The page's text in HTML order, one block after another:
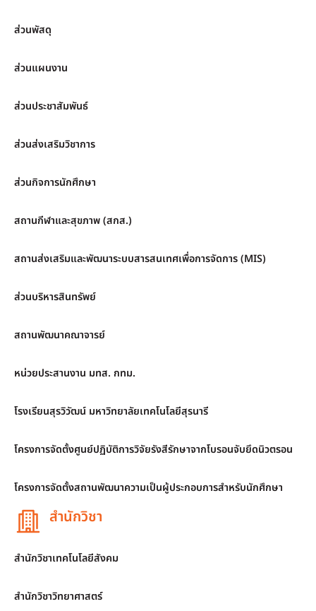
ส่วนพัสดุ
ส่วนแผนงาน
ส่วนประชาสัมพันธ์
ส่วนส่งเสริมวิชาการ
ส่วนกิจการนักศึกษา
สถานกีฬาและสุขภาพ (สกส.)
สถานส่งเสริมและพัฒนาระบบสารสนเทศเพื่อการจัดการ (MIS)
ส่วนบริหารสินทรัพย์
สถานพัฒนาคณาจารย์
หน่วยประสานงาน มทส. กทม.
โรงเรียนสุรวิวัฒน์ มหาวิทยาลัยเทคโนโลยีสุรนารี
โครงการจัดตั้งศูนย์ปฏิบัติการวิจัยรังสีรักษาจากโบรอนจับยึดนิวตรอน
โครงการจัดตั้งสถานพัฒนาความเป็นผู้ประกอบการสำหรับนักศึกษา
สำนักวิชา
สำนักวิชาเทคโนโลยีสังคม
สำนักวิชาวิทยาศาสตร์